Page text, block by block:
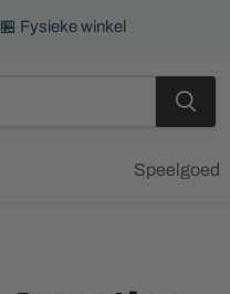
Fysieke winkel
Speelgoed